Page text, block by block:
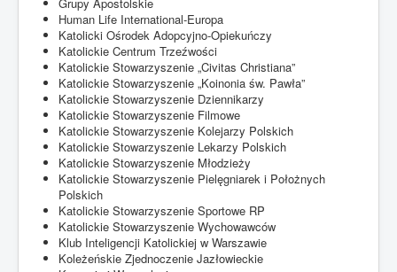
Human Life International-Europa
Katolicki Ośrodek Adopcyjno-Opiekuńczy
Katolickie Centrum Trzeźwości
Katolickie Stowarzyszenie „Civitas Christiana”
Katolickie Stowarzyszenie „Koinonia św. Pawła”
Katolickie Stowarzyszenie Dziennikarzy
Katolickie Stowarzyszenie Filmowe
Katolickie Stowarzyszenie Kolejarzy Polskich
Katolickie Stowarzyszenie Lekarzy Polskich
Katolickie Stowarzyszenie Młodzieży
Katolickie Stowarzyszenie Pielęgniarek i Położnych
Polskich
Katolickie Stowarzyszenie Sportowe RP
Katolickie Stowarzyszenie Wychowawców
Klub Inteligencji Katolickiej w Warszawie
Koleżeńskie Zjednoczenie Jazłowieckie